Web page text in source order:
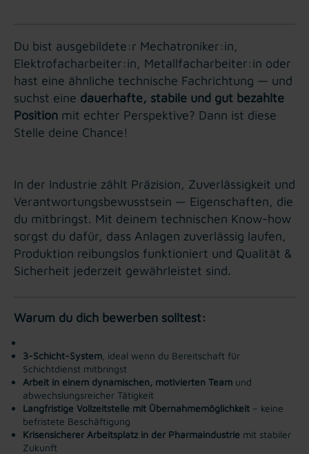
Du bist ausgebildete:r Mechatroniker:in,
Elektrofacharbeiter:in, Metallfacharbeiter:in oder
hast eine ähnliche technische Fachrichtung — und
suchst eine dauerhafte, stabile und gut bezahlte
Position mit echter Perspektive? Dann ist diese
Stelle deine Chance!
In der Industrie zählt Präzision, Zuverlässigkeit und
Verantwortungsbewusstsein — Eigenschaften, die
du mitbringst. Mit deinem technischen Know-how
sorgst du dafür, dass Anlagen zuverlässig laufen,
Produktion reibungslos funktioniert und Qualität &
Sicherheit jederzeit gewährleistet sind.
Warum du dich bewerben solltest:
3-Schicht-System , ideal wenn du Bereitschaft für
Schichtdienst mitbringst
Arbeit in einem dynamischen, motivierten Team und
abwechslungsreicher Tätigkeit
Langfristige Vollzeitstelle mit Übernahmemöglichkeit – keine
befristete Beschäftigung
Krisensicherer Arbeitsplatz in der Pharmaindustrie mit stabiler
Zukunft